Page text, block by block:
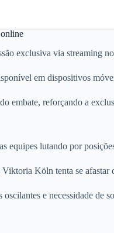
exclusiva via streaming
em dispositivos
embate, reforçando a
equipes lutando por
Köln tenta se afastar
e necessidade de